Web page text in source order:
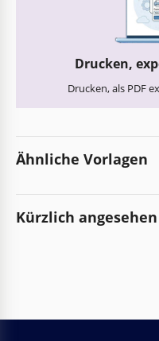
Drucken,
Drucken, als PDF
Ähnliche Vorlagen
Kürzlich angesehen